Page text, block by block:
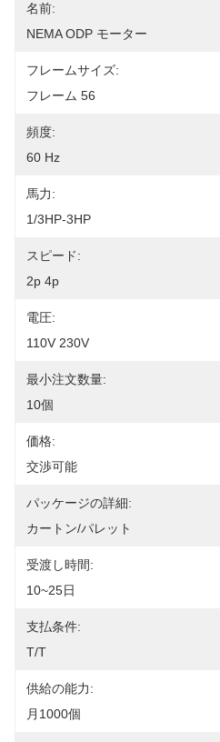
名前:
NEMA ODP モーター
フレームサイズ:
フレーム 56
頻度:
60 Hz
馬力:
1/3HP-3HP
スピード:
2p 4p
電圧:
110V 230V
最小注文数量:
10個
価格:
交渉可能
パッケージの詳細:
カートン/パレット
受渡し時間:
10~25日
支払条件:
T/T
供給の能力:
月1000個